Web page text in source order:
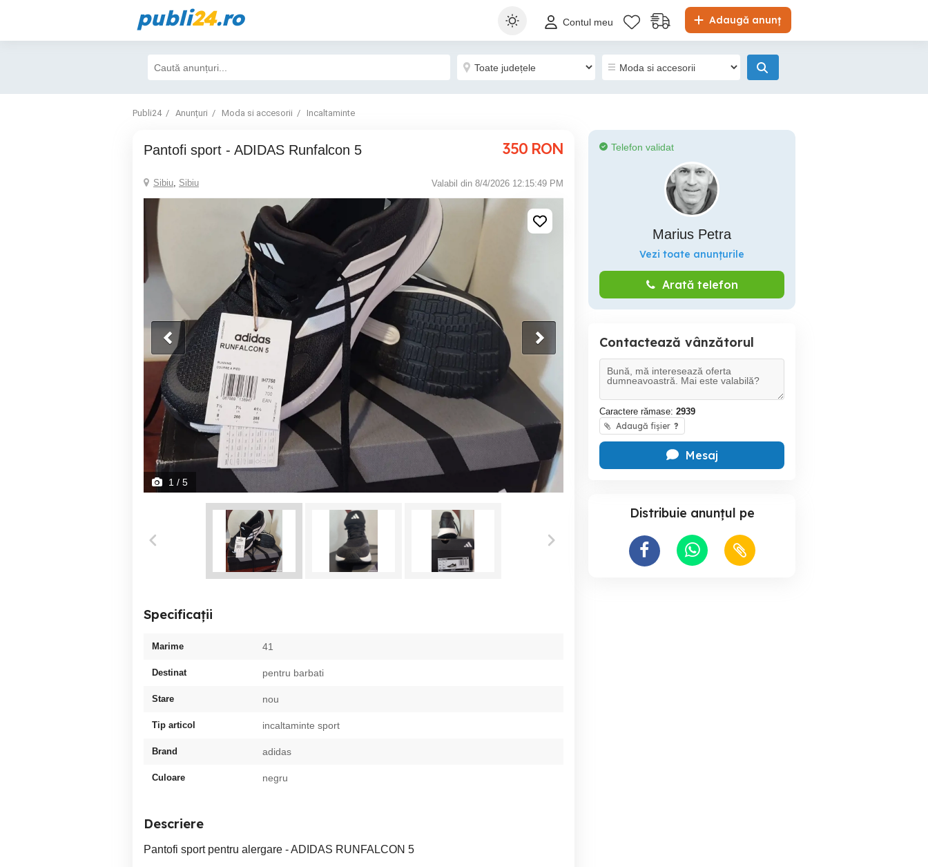
publi24.ro Adaugă anunț
Contul meu
Publi24 Anunțuri Moda si accesorii Incaltaminte
Pantofi sport - ADIDAS Runfalcon 5 350 RON
Sibiu, Sibiu Valabil din 8/4/2026 12:15:49 PM
1 / 5
Specificații
Marime 41
Destinat pentru barbati
Stare nou
Tip articol incaltaminte sport
Brand adidas
Culoare negru
Descriere
Pantofi sport pentru alergare - ADIDAS RUNFALCON 5
Telefon validat
Marius Petra
Vezi toate anunțurile
Arată telefon
Contactează vânzătorul
Caractere rămase: 2939
Adaugă fișier ?
Mesaj
Distribuie anunțul pe